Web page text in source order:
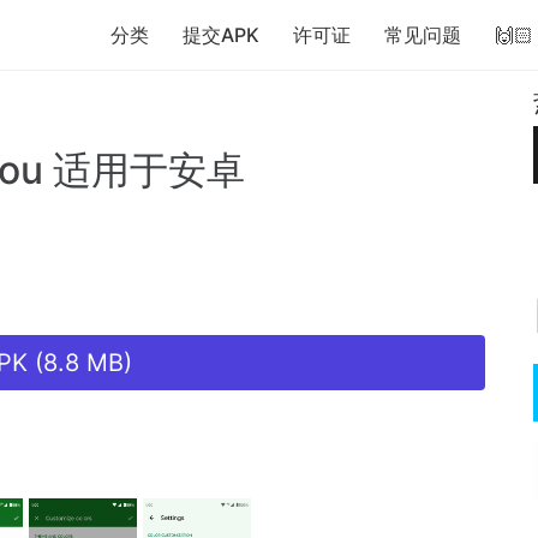
分类 提交APK 许可证 常见问题
适用于安卓
(8.8 MB)